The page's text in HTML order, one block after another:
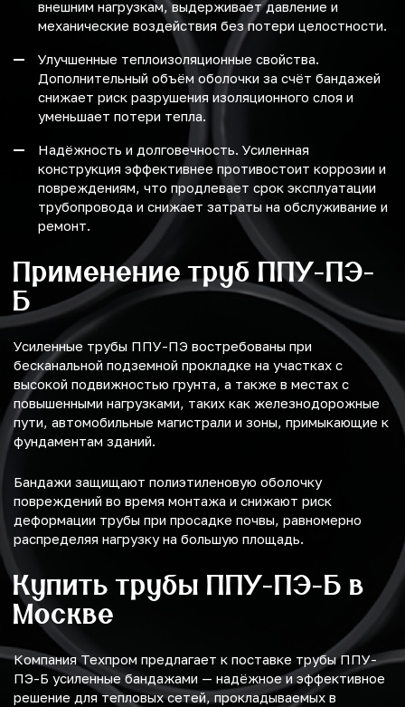
внешним нагрузкам, выдерживает давление и
механические воздействия без потери целостности.
Улучшенные теплоизоляционные свойства.
Дополнительный объём оболочки за счёт бандажей
снижает риск разрушения изоляционного слоя и
уменьшает потери тепла.
Надёжность и долговечность. Усиленная
конструкция эффективнее противостоит коррозии и
повреждениям, что продлевает срок эксплуатации
трубопровода и снижает затраты на обслуживание и
ремонт.
Применение труб ППУ-ПЭ-
Б
Усиленные трубы ППУ-ПЭ востребованы при
бесканальной подземной прокладке на участках с
высокой подвижностью грунта, а также в местах с
повышенными нагрузками, таких как железнодорожные
пути, автомобильные магистрали и зоны, примыкающие к
фундаментам зданий.
Бандажи защищают полиэтиленовую оболочку
повреждений во время монтажа и снижают риск
деформации трубы при просадке почвы, равномерно
распределяя нагрузку на большую площадь.
Купить трубы ППУ-ПЭ-Б в
Москве
Компания Техпром предлагает к поставке трубы ППУ-
ПЭ-Б усиленные бандажами — надёжное и эффективное
решение для тепловых сетей, прокладываемых в